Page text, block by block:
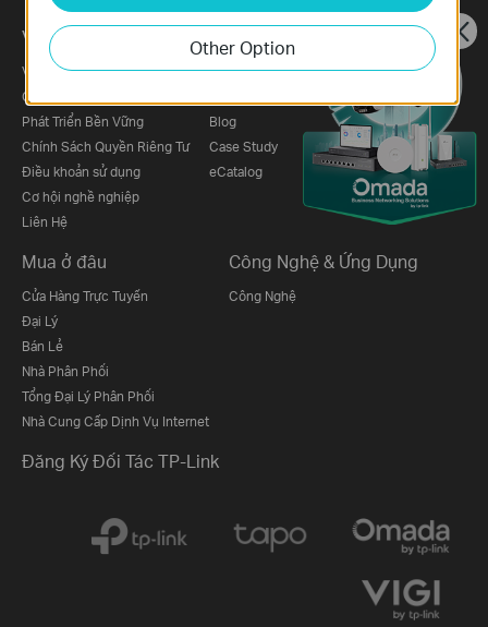
Về chúng tôi
Về TP-Link
Cam Kết Bảo Mật
Phát Triển Bền Vững
Chính Sách Quyền Riêng Tư
Điều khoản sử dụng
Cơ hội nghề nghiệp
Liên Hệ
Tin Tức
Tin Tức
Blog
Case Study
eCatalog
Mua ở đâu
Cửa Hàng Trực Tuyến
Đại Lý
Bán Lẻ
Nhà Phân Phối
Tổng Đại Lý Phân Phối
Nhà Cung Cấp Dịnh Vụ Internet
Công Nghệ & Ứng Dụng
Công Nghệ
Đăng Ký Đối Tác TP-Link
Other Option